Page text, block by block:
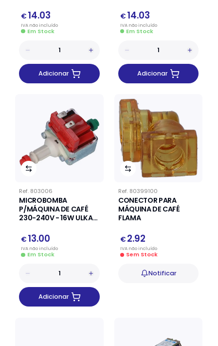
€ 14.03
IVA nãoincluído
Em Stock
Adicionar
€ 14.03
IVA nãoincluído
Em Stock
Adicionar
Ref. 803006
MICROBOMBA
P/MÁQUINA DE CAFÉ
230-240V - 16W ULKA
€ 13.00
IVA nãoincluído
Em Stock
Adicionar
Ref. 80399100
CONECTOR PARA
MÁQUINA DE CAFÉ
FLAMA
€ 2.92
IVA nãoincluído
Sem Stock
Notificar